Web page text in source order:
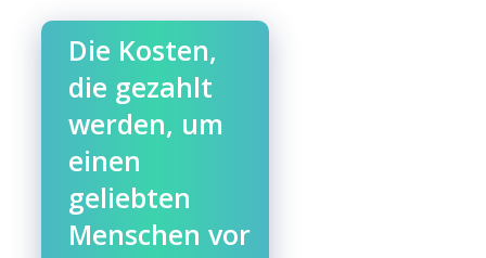
Die Kosten,
die gezahlt
werden, um
einen
geliebten
Menschen vor